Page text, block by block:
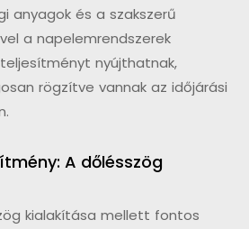
anyagok és a szakszerű
a napelemrendszerek
nyújthatnak,
rögzítve vannak az időjárási
A dőlésszög
kialakítása mellett fontos